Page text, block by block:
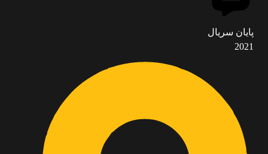
پایان سریال
2021